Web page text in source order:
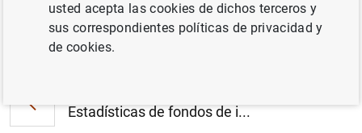
Estadísticas de fondos de i...
Siguiente
Estadísticas de emisiones d...
usted acepta las cookies de dichos terceros y
sus correspondientes políticas de privacidad y
de cookies.